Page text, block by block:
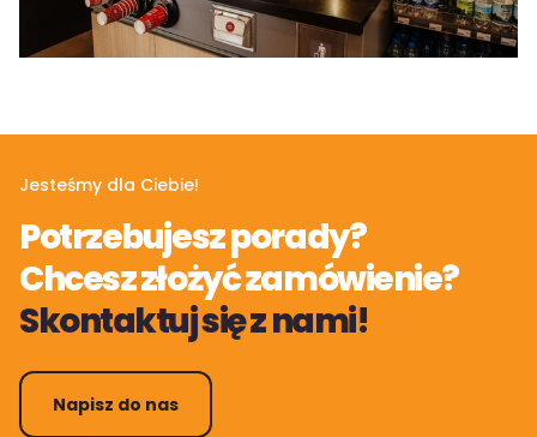
Jesteśmy dla Ciebie!
Potrzebujesz porady?
Chcesz złożyć zamówienie?
Skontaktuj się z nami!
Napisz do nas